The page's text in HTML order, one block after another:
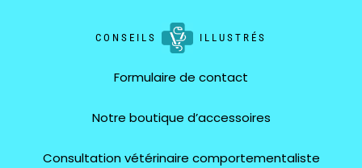
CONSEILS ILLUSTRÉS
Formulaire de contact
Notre boutique d’accessoires
Consultation vétérinaire comportementaliste